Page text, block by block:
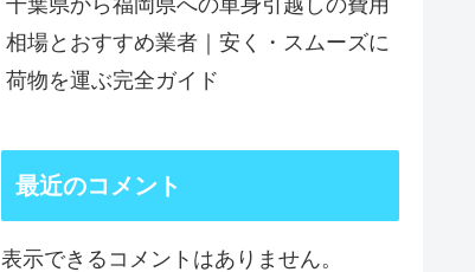
千葉県から福岡県への単身引越しの費用
相場とおすすめ業者｜安く・スムーズに
荷物を運ぶ完全ガイド
最近のコメント
表示できるコメントはありません。